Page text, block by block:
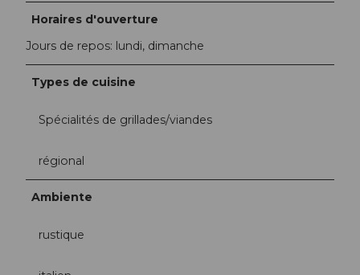
Horaires d'ouverture
Jours de repos: lundi, dimanche
Types de cuisine
Spécialités de grillades/viandes
régional
Ambiente
rustique